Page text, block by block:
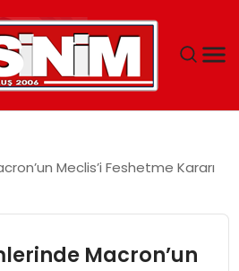
Meclis’i Feshetme Kararı
Macron’un